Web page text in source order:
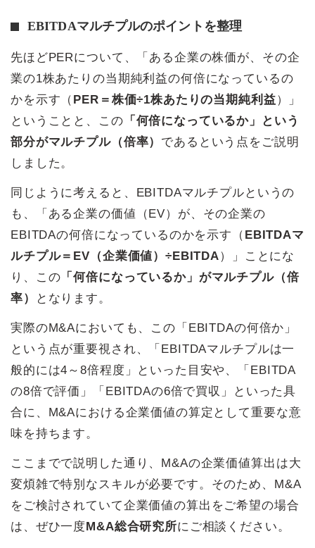
EBITDAマルチプルのポイントを整理
先ほどPERについて、「ある企業の株価が、その企
業の1株あたりの当期純利益の何倍になっているの
かを示す（ PER＝株価÷1株あたりの当期純利益）」
ということと、この 「何倍になっているか」という
部分がマルチプル（倍率） であるという点をご説明
しました。
同じように考えると、EBITDAマルチプルというの
も、「ある企業の価値（EV）が、その企業の
EBITDAの何倍になっているのかを示す（ EBITDAマ
ルチプル＝EV（企業価値）÷EBITDA）」ことにな
り、この 「何倍になっているか」がマルチプル（倍
率）
となります。
実際のM&Aにおいても、この「EBITDAの何倍か」
という点が重要視され、「EBITDAマルチプルは一
般的には4～8倍程度」といった目安や、「EBITDA
の8倍で評価」「EBITDAの6倍で買収」といった具
合に、M&Aにおける企業価値の算定として重要な意
味を持ちます。
ここまでで説明した通り、M&Aの企業価値算出は大
変煩雑で特別なスキルが必要です。そのため、M&A
をご検討されていて企業価値の算出をご希望の場合
は、ぜひ一度M&A総合研究所にご相談ください。